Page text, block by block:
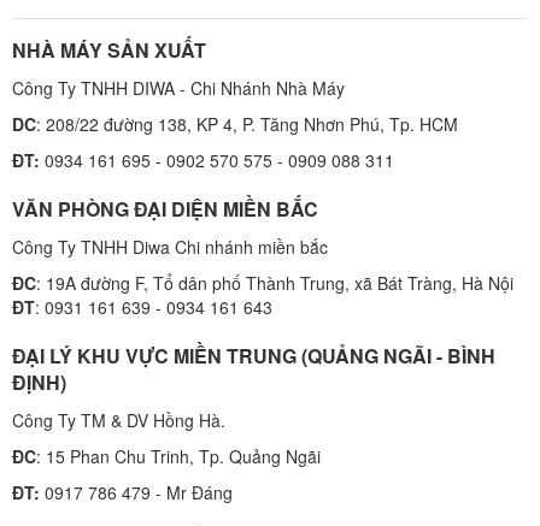
NHÀ MÁY SẢN XUẤT
Công Ty TNHH DIWA - Chi Nhánh Nhà Máy
DC: 208/22 đường 138, KP 4, P. Tăng Nhơn Phú, Tp. HCM
ĐT: 0934 161 695 - 0902 570 575 - 0909 088 311
VĂN PHÒNG ĐẠI DIỆN MIỀN BẮC
Công Ty TNHH Diwa Chi nhánh miền bắc
ĐC: 19A đường F, Tổ dân phố Thành Trung, xã Bát Tràng, Hà Nội
ĐT: 0931 161 639 - 0934 161 643
ĐẠI LÝ KHU VỰC MIỀN TRUNG (QUẢNG NGÃI - BÌNH
ĐỊNH)
Công Ty TM & DV Hồng Hà.
ĐC: 15 Phan Chu Trinh, Tp. Quảng Ngãi
ĐT: 0917 786 479 - Mr Đáng